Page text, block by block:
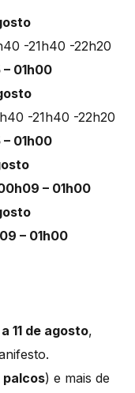
-21h40 -22h20
– 01h00
-21h40 -22h20
– 01h00
– 01h00
– 01h00
11 de agosto,
palcos) e mais de